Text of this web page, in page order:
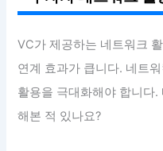
VC가 제공하는 네트워크
연계 효과가 큽니다. 네트
활용을 극대화해야 합니다
해본 적 있나요?